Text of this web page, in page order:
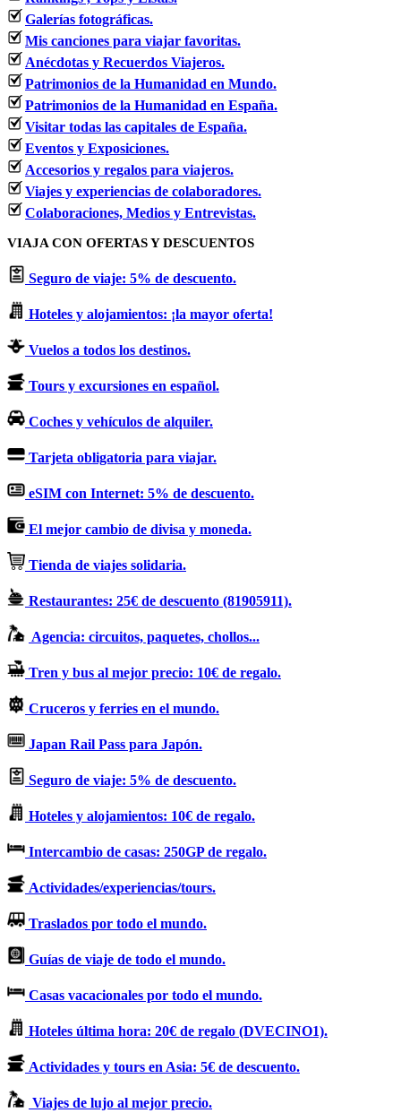
Galerías fotográficas.
Mis canciones para viajar favoritas.
Anécdotas y Recuerdos Viajeros.
Patrimonios de la Humanidad en Mundo.
Patrimonios de la Humanidad en España.
Visitar todas las capitales de España.
Eventos y Exposiciones.
Accesorios y regalos para viajeros.
Viajes y experiencias de colaboradores.
Colaboraciones, Medios y Entrevistas.
VIAJA CON OFERTAS Y DESCUENTOS
Seguro de viaje: 5% de descuento.
Hoteles y alojamientos: ¡la mayor oferta!
Vuelos a todos los destinos.
Tours y excursiones en español.
Coches y vehículos de alquiler.
Tarjeta obligatoria para viajar.
eSIM con Internet: 5% de descuento.
El mejor cambio de divisa y moneda.
Tienda de viajes solidaria.
Restaurantes: 25€ de descuento (81905911).
Agencia: circuitos, paquetes, chollos...
Tren y bus al mejor precio: 10€ de regalo.
Cruceros y ferries en el mundo.
Japan Rail Pass para Japón.
Seguro de viaje: 5% de descuento.
Hoteles y alojamientos: 10€ de regalo.
Intercambio de casas: 250GP de regalo.
Actividades/experiencias/tours.
Traslados por todo el mundo.
Guías de viaje de todo el mundo.
Casas vacacionales por todo el mundo.
Hoteles última hora: 20€ de regalo (DVECINO1).
Actividades y tours en Asia: 5€ de descuento.
Viajes de lujo al mejor precio.